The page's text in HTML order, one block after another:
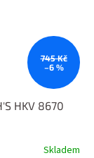
745 Kč
–6 %
HKV 8670
Skladem